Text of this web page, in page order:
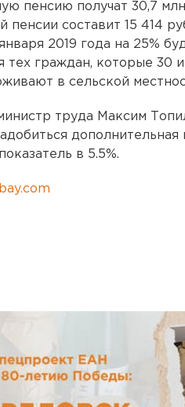
пенсию получат 30,7
пенсии составит 15 414
января 2019 года на 25%
тех граждан, которые 30
в сельской
труда Максим
в 5.5%.